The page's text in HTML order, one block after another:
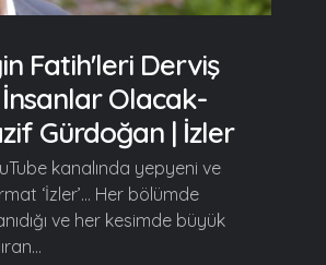
Fatih'leri Derviş
Olacak-
Gürdoğan | İzler
kanalında yepyeni ve
‘İzler’… Her bölümde
ve her kesimde büyük